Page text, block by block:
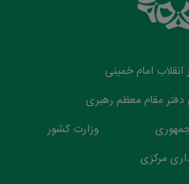
انقلاب امام خمینی
دفتر مقام معظم رهبری
وزارت کشور
مرکزی